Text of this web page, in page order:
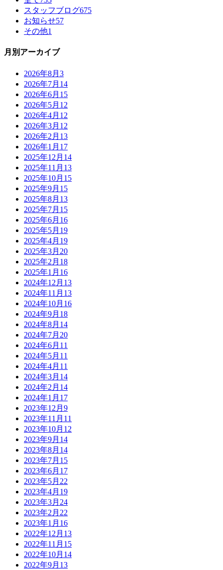
スタッフブログ675
お知らせ57
その他1
月別アーカイブ
2026年8月 3
2026年7月 14
2026年6月 15
2026年5月 12
2026年4月 12
2026年3月 12
2026年2月 13
2026年1月 17
2025年12月 14
2025年11月 13
2025年10月 15
2025年9月 15
2025年8月 13
2025年7月 15
2025年6月 16
2025年5月 19
2025年4月 19
2025年3月 20
2025年2月 18
2025年1月 16
2024年12月 13
2024年11月 13
2024年10月 16
2024年9月 18
2024年8月 14
2024年7月 20
2024年6月 11
2024年5月 11
2024年4月 11
2024年3月 14
2024年2月 14
2024年1月 17
2023年12月 9
2023年11月 11
2023年10月 12
2023年9月 14
2023年8月 14
2023年7月 15
2023年6月 17
2023年5月 22
2023年4月 19
2023年3月 24
2023年2月 22
2023年1月 16
2022年12月 13
2022年11月 15
2022年10月 14
2022年9月 13